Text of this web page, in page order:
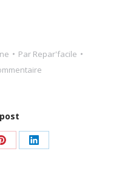
Par Repar'facile
PartagerPartager